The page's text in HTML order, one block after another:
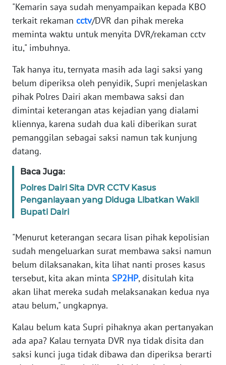
"Kemarin saya sudah menyampaikan kepada KBO
terkait rekaman cctv/DVR dan pihak mereka
meminta waktu untuk menyita DVR/rekaman cctv
itu," imbuhnya.
Tak hanya itu, ternyata masih ada lagi saksi yang
belum diperiksa oleh penyidik, Supri menjelaskan
pihak Polres Dairi akan membawa saksi dan
dimintai keterangan atas kejadian yang dialami
kliennya, karena sudah dua kali diberikan surat
pemanggilan sebagai saksi namun tak kunjung
datang.
Baca Juga:
Polres Dairi Sita DVR CCTV Kasus
Penganiayaan yang Diduga Libatkan Wakil
Bupati Dairi
"Menurut keterangan secara lisan pihak kepolisian
sudah mengeluarkan surat membawa saksi namun
belum dilaksanakan, kita lihat nanti proses kasus
tersebut, kita akan minta SP2HP, disitulah kita
akan lihat mereka sudah melaksanakan kedua nya
atau belum," ungkapnya.
Kalau belum kata Supri pihaknya akan pertanyakan
ada apa? Kalau ternyata DVR nya tidak disita dan
saksi kunci juga tidak dibawa dan diperiksa berarti
BABEL
WN
SUMBAR
WN
SUMSEL
WN
WN
LAMPUNG
JATENG
WN
WN
JOGJA
WN
JATIM
WN
BALI